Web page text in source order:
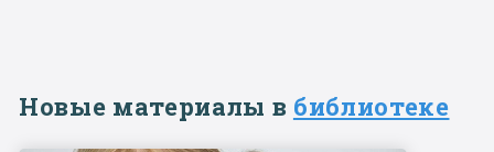
Новые материалы в библиотеке